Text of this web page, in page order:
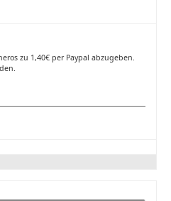
zu 1,40€ per Paypal abzugeben.